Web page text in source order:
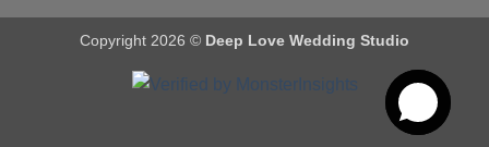
Copyright 2026 © Deep Love Wedding Studio